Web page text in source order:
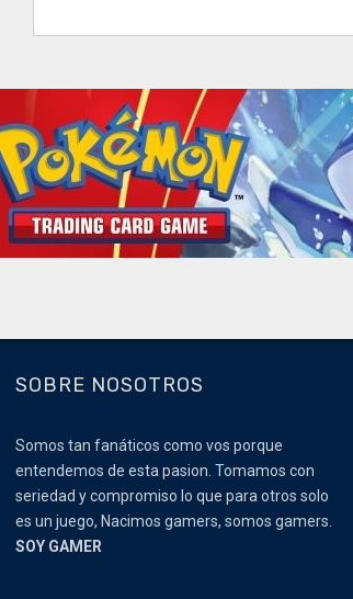
SOBRE NOSOTROS
Somos tan fanáticos como vos porque
entendemos de esta pasion. Tomamos con
seriedad y compromiso lo que para otros solo
es un juego, Nacimos gamers, somos gamers.
SOY GAMER